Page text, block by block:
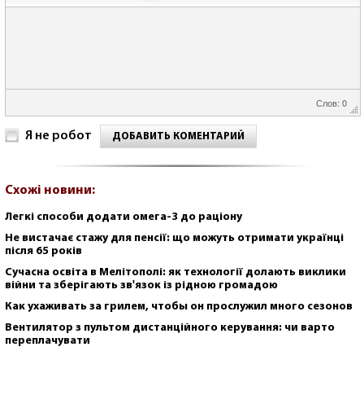
Слов: 0
Я не робот ДОБАВИТЬ КОМЕНТАРИЙ
Схожі новини:
Легкі способи додати омега-3 до раціону
Не вистачає стажу для пенсії: що можуть отримати українці
після 65 років
Сучасна освіта в Мелітополі: як технології долають виклики
війни та зберігають зв'язок із рідною громадою
Как ухаживать за грилем, чтобы он прослужил много сезонов
Вентилятор з пультом дистанційного керування: чи варто
переплачувати